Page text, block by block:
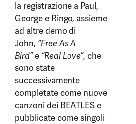
la registrazione a Paul,
George e Ringo, assieme
ad altre demo di
John, “Free As A
Bird”e “Real Love”, che
sono state
successivamente
completate come nuove
canzoni dei BEATLES e
pubblicate come singoli